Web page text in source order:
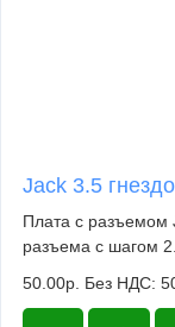
Jack 3.5
Плата с разъемом
разъема с шагом
50.00р. Без НДС: